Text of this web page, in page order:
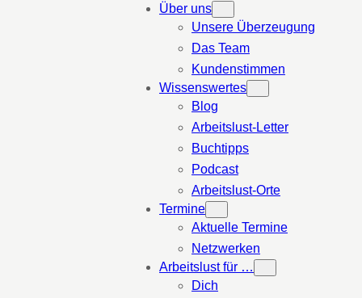
Über uns
Unsere Überzeugung
Das Team
Kundenstimmen
Wissenswertes
Blog
Arbeitslust-Letter
Buchtipps
Podcast
Arbeitslust-Orte
Termine
Aktuelle Termine
Netzwerken
Arbeitslust für …
Dich